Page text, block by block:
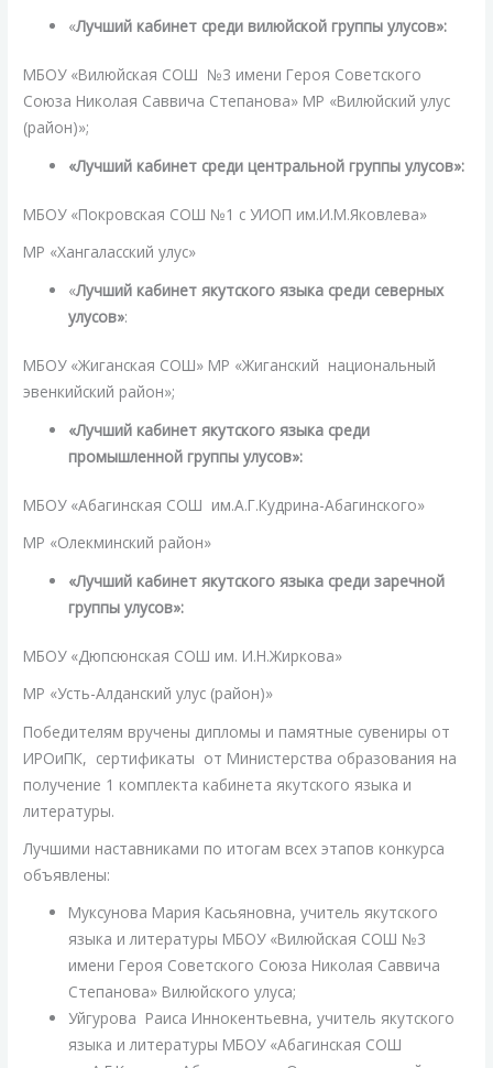
«Лучший кабинет среди вилюйской группы улусов»:
МБОУ «Вилюйская СОШ №3 имени Героя Советского
Союза Николая Саввича Степанова» МР «Вилюйский улус
(район)»;
«Лучший кабинет среди центральной группы улусов»:
МБОУ «Покровская СОШ №1 с УИОП им.И.М.Яковлева»
МР «Хангаласский улус»
«Лучший кабинет якутского языка среди северных
улусов»:
МБОУ «Жиганская СОШ» МР «Жиганский национальный
эвенкийский район»;
«Лучший кабинет якутского языка среди
промышленной группы улусов»:
МБОУ «Абагинская СОШ им.А.Г.Кудрина-Абагинского»
МР «Олекминский район»
«Лучший кабинет якутского языка среди заречной
группы улусов»:
МБОУ «Дюпсюнская СОШ им. И.Н.Жиркова»
МР «Усть-Алданский улус (район)»
Победителям вручены дипломы и памятные сувениры от
ИРОиПК, сертификаты от Министерства образования на
получение 1 комплекта кабинета якутского языка и
литературы.
Лучшими наставниками по итогам всех этапов конкурса
объявлены:
Муксунова Мария Касьяновна, учитель якутского
языка и литературы МБОУ «Вилюйская СОШ №3
имени Героя Советского Союза Николая Саввича
Степанова» Вилюйского улуса;
Уйгурова Раиса Иннокентьевна, учитель якутского
языка и литературы МБОУ «Абагинская СОШ